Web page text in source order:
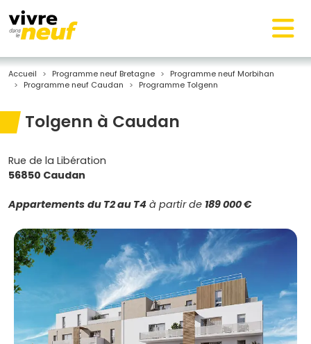
Accueil Programme neuf Bretagne
Programme neuf Morbihan
Programme neuf Caudan
Programme Tolgenn
Tolgenn à Caudan
Rue de la Libération
56850 Caudan
Appartements du T2 au T4 à partir de 189 000 €